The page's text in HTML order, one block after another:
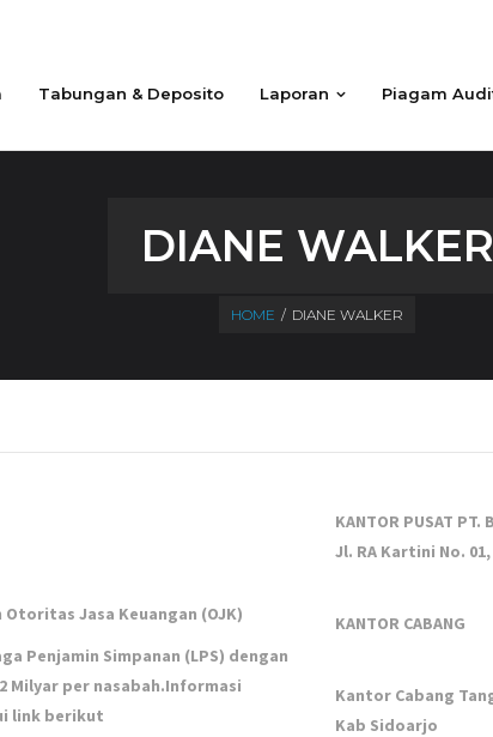
Tabungan & Deposito Laporan Piagam
DIANE WALKER
HOME / DIANE WALKER
Jasa Keuangan (OJK)
Penjamin Simpanan (LPS) dengan
Milyar per nasabah.Informasi
link berikut
KANTOR PUSAT
Jl. RA Kartini No.
KANTOR CABANG
Kantor Cabang
Kab Sidoarjo